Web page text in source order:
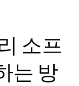
소프
는 방